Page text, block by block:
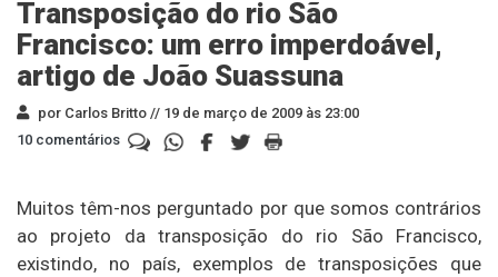
Transposição do rio São
Francisco: um erro imperdoável,
artigo de João Suassuna
por Carlos Britto // 19 de março de 2009 às 23:00
10 comentários
Muitos têm-nos perguntado por que somos contrários
ao projeto da transposição do rio São Francisco,
existindo, no país, exemplos de transposições que